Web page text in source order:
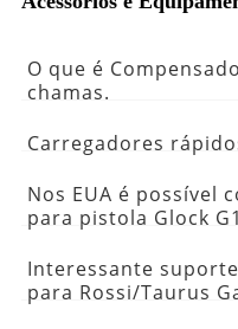
O que é
chamas.
Carregadores
Nos EUA é possível
para pistola Glock
Interessante
para Rossi/Taurus